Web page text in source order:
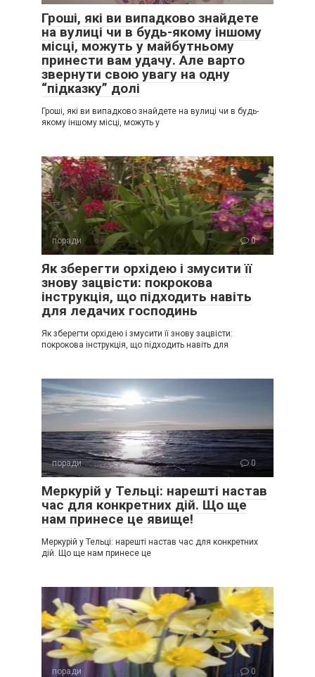
Гроші, які ви випадково знайдете
на вулиці чи в будь-якому іншому
місці, можуть у майбутньому
принести вам удачу. Але варто
звернути свою увагу на одну
“підказку” долі
Гроші, які ви випадково знайдете на вулиці чи в будь-
якому іншому місці, можуть у
поради 0
Як зберегти орхідею і змусити її
знову зацвісти: покрокова
інструкція, що підходить навіть
для ледачих господинь
Як зберегти орхідею і змусити її знову зацвісти:
покрокова інструкція, що підходить навіть для
поради 0
Меркурій у Тельці: нарешті настав
час для конкретних дій. Що ще
нам принесе це явище!
Меркурій у Тельці: нарешті настав час для конкретних
дій. Що ще нам принесе це
поради 0